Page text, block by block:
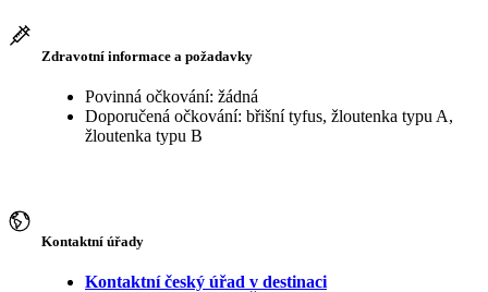
Zdravotní informace a požadavky
Povinná očkování: žádná
Doporučená očkování: břišní tyfus, žloutenka typu A,
žloutenka typu B
Kontaktní úřady
Kontaktní český úřad v destinaci